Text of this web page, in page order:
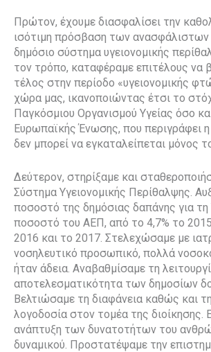
Πρώτον, έχουμε διασφαλίσει την
ισότιμη πρόσβαση των
δημόσιο σύστημα υγειονομικής
τον τρόπο, καταφέραμε επιτέλους να
τέλος στην περίοδο «υγειονομικής
χώρα μας, ικανοποιώντας έτσι το
Παγκόσμιου Οργανισμού Υγείας όσο
Ευρωπαϊκής Ένωσης, που περιγράφει
δεν μπορεί να εγκαταλείπεται μόνος
Δεύτερον, στηρίξαμε και
Σύστημα Υγειονομικής Περίθαλψης.
ποσοστό της δημόσιας δαπάνης για τη
ποσοστό του ΑΕΠ, από το 4,7% το
2016 και το 2017. Στελεχώσαμε με
νοσηλευτικό προσωπικό, πολλά
ήταν άδεια. Αναβαθμίσαμε τη
αποτελεσματικότητα των δημοσίων
Βελτιώσαμε τη διαφάνεια καθώς και
λογοδοσία στον τομέα της διοίκησης.
ανάπτυξη των δυνατοτήτων του
δυναμικού. Προστατέψαμε την